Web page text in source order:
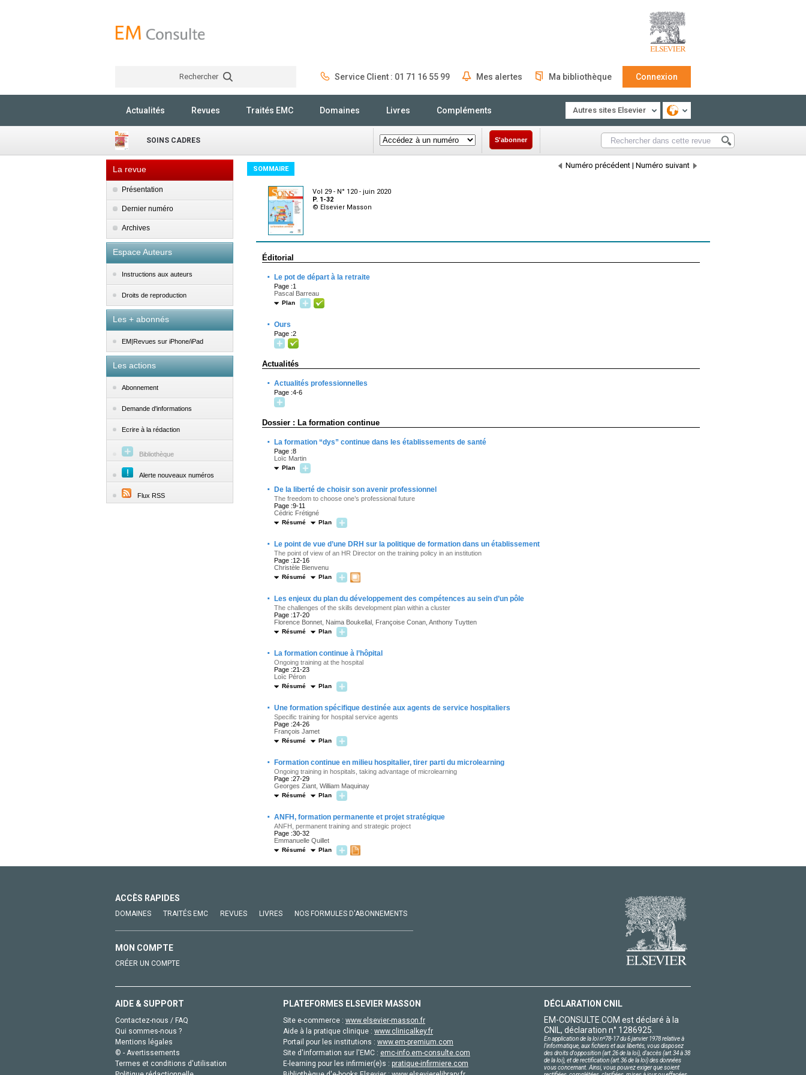
Rechercher Service Client : 01 71 16 55 99 Mes alertes Ma bibliothèque Connexion
Actualités Revues Traités EMC Domaines Livres Compléments Autres sites Elsevier
SOINS CADRES S'abonner
La revue
Présentation
Dernier numéro
Archives
Espace Auteurs
Instructions aux auteurs
Droits de reproduction
Les + abonnés
EM|Revues sur iPhone/iPad
Les actions
Abonnement
Demande d'informations
Ecrire à la rédaction
Bibliothèque
Alerte nouveaux numéros
Flux RSS
SOMMAIRE Numéro précédent | Numéro suivant
Vol 29 - N° 120 - juin 2020
P. 1-32
© Elsevier Masson
Éditorial
· Le pot de départ à la retraite
Page :1
Pascal Barreau
Plan
· Ours
Page :2
Actualités
· Actualités professionnelles
Page :4-6
Dossier : La formation continue
· La formation “dys” continue dans les établissements de santé
Page :8
Loïc Martin
Plan
· De la liberté de choisir son avenir professionnel
The freedom to choose one’s professional future
Page :9-11
Cédric Frétigné
Résumé Plan
· Le point de vue d’une DRH sur la politique de formation dans un établissement
The point of view of an HR Director on the training policy in an institution
Page :12-16
Christèle Bienvenu
Résumé Plan
· Les enjeux du plan du développement des compétences au sein d’un pôle
The challenges of the skills development plan within a cluster
Page :17-20
Florence Bonnet, Naima Boukellal, Françoise Conan, Anthony Tuytten
Résumé Plan
· La formation continue à l’hôpital
Ongoing training at the hospital
Page :21-23
Loïc Péron
Résumé Plan
· Une formation spécifique destinée aux agents de service hospitaliers
Specific training for hospital service agents
Page :24-26
François Jamet
Résumé Plan
· Formation continue en milieu hospitalier, tirer parti du microlearning
Ongoing training in hospitals, taking advantage of microlearning
Page :27-29
Georges Ziant, William Maquinay
Résumé Plan
· ANFH, formation permanente et projet stratégique
ANFH, permanent training and strategic project
Page :30-32
Emmanuelle Quillet
Résumé Plan
ACCÈS RAPIDES
DOMAINES TRAITÉS EMC REVUES LIVRES NOS FORMULES D'ABONNEMENTS
MON COMPTE
CRÉER UN COMPTE
AIDE & SUPPORT
Contactez-nous / FAQ
Qui sommes-nous ?
Mentions légales
© - Avertissements
Termes et conditions d'utilisation
PLATEFORMES ELSEVIER MASSON
Site e-commerce : www.elsevier-masson.fr
Aide à la pratique clinique : www.clinicalkey.fr
Portail pour les institutions : www.em-premium.com
Site d'information sur l'EMC : emc-info.em-consulte.com
E-learning pour les infirmier(e)s : pratique-infirmiere.com
DÉCLARATION CNIL
EM-CONSULTE.COM est déclaré à la
CNIL, déclaration n° 1286925.
En application de la loi nº78-17 du 6 janvier 1978 relative à
l'informatique, aux fichiers et aux libertés, vous disposez
des droits d'opposition (art.26 de la loi), d'accès (art.34 à 38
de la loi), et de rectification (art.36 de la loi) des données
vous concernant. Ainsi, vous pouvez exiger que soient